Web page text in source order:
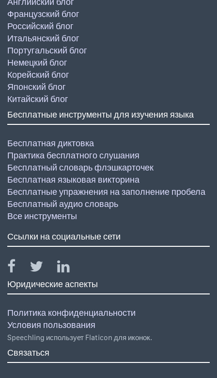
Французский блог
Российский блог
Итальянский блог
Португальский блог
Немецкий блог
Корейский блог
Японский блог
Китайский блог
Бесплатные инструменты для изучения языка
Бесплатная диктовка
Практика бесплатного слушания
Бесплатный словарь флэшкарточек
Бесплатная языковая викторина
Бесплатные упражнения на заполнение пробела
Бесплатный аудио словарь
Все инструменты
Ссылки на социальные сети
Юридические аспекты
Политика конфиденциальности
Условия пользования
Speechling использует Flaticon для иконок.
Связаться